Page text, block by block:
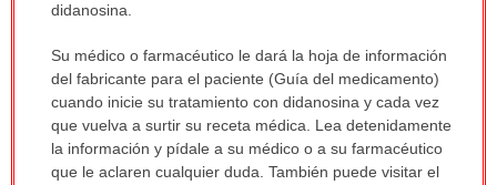
didanosina.
Su médico o farmacéutico le dará la hoja de información
del fabricante para el paciente (Guía del medicamento)
cuando inicie su tratamiento con didanosina y cada vez
que vuelva a surtir su receta médica. Lea detenidamente
la información y pídale a su médico o a su farmacéutico
que le aclaren cualquier duda. También puede visitar el